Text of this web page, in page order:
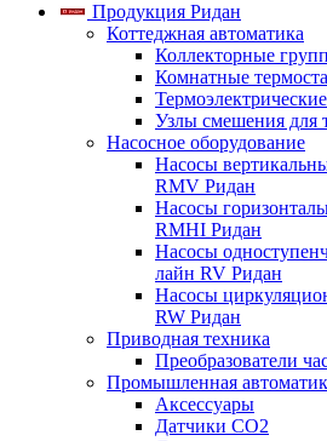
Продукция Ридан
Коттеджная автоматика
Коллекторные
Комнатные
Узлы смешения для
Насосное оборудование
Насосы
RMV Ридан
Насосы
RMHI Ридан
Насосы
лайн RV Ридан
Насосы
RW Ридан
Приводная техника
Преобразователи
Промышленная
Аксессуары
Датчики CO2